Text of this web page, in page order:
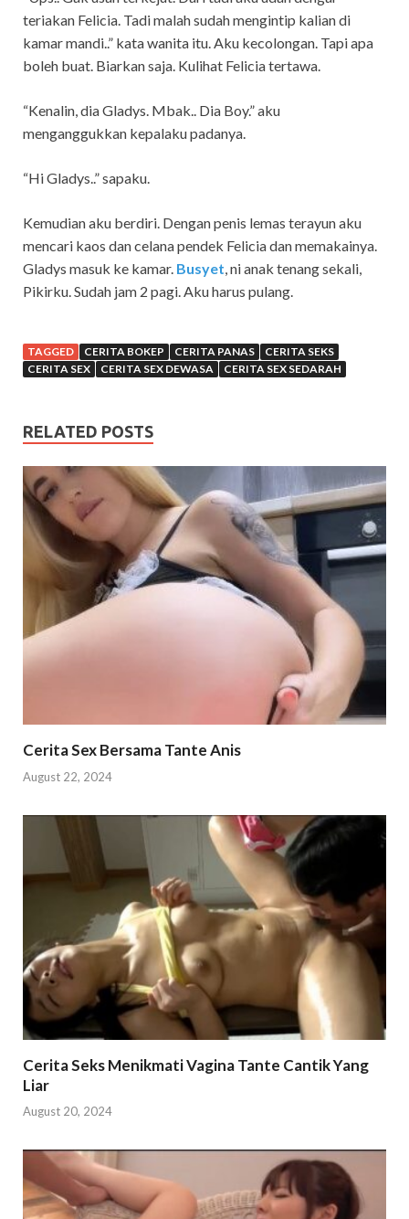
teriakan Felicia. Tadi malah sudah mengintip kalian di
kamar mandi..” kata wanita itu. Aku kecolongan. Tapi apa
boleh buat. Biarkan saja. Kulihat Felicia tertawa.
“Kenalin, dia Gladys. Mbak.. Dia Boy.” aku
menganggukkan kepalaku padanya.
“Hi Gladys..” sapaku.
Kemudian aku berdiri. Dengan penis lemas terayun aku
mencari kaos dan celana pendek Felicia dan memakainya.
Gladys masuk ke kamar. Busyet , ni anak tenang sekali,
Pikirku. Sudah jam 2 pagi. Aku harus pulang.
TAGGED CERITA BOKEP CERITA PANAS
CERITA SEKS
CERITA SEX
CERITA SEX DEWASA CERITA SEX SEDARAH
RELATED POSTS
Cerita Sex Bersama Tante Anis
August 22, 2024
Cerita Seks Menikmati Vagina Tante Cantik Yang
Liar
August 20, 2024